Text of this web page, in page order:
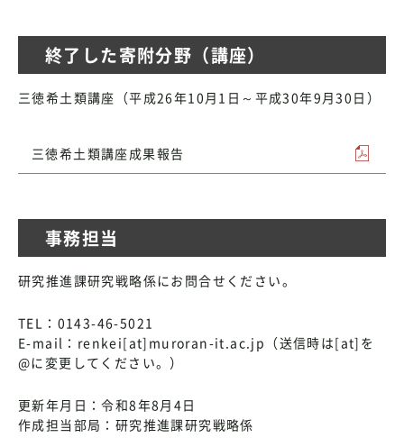
終了した寄附分野（講座）
三徳希土類講座（平成26年10月1日～平成30年9月30日）
三徳希土類講座成果報告
事務担当
研究推進課研究戦略係にお問合せください。
TEL：0143-46-5021
E-mail：renkei[at]muroran-it.ac.jp（送信時は[at]を
@に変更してください。）
更新年月日：令和8年8月4日
作成担当部局：研究推進課研究戦略係